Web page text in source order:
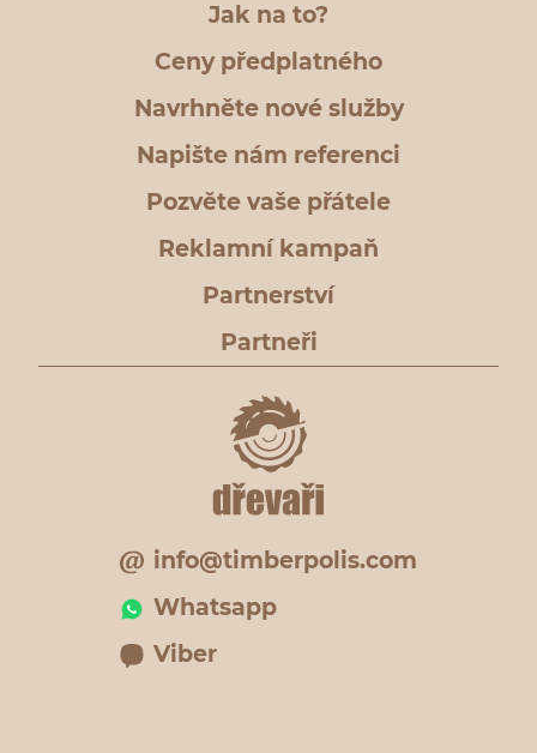
Jak na to?
Ceny předplatného
Navrhněte nové služby
Napište nám referenci
Pozvěte vaše přátele
Reklamní kampaň
Partnerství
Partneři
info@timberpolis.com
Whatsapp
Viber